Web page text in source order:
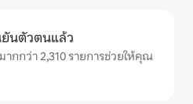
นตัวตนแล้ว
กกว่า 2,310 รายการช่วยให้คุณ